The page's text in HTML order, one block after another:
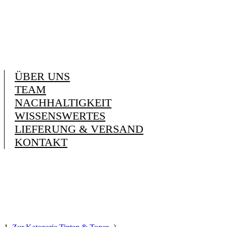
ÜBER UNS
TEAM
NACHHALTIGKEIT
WISSENSWERTES
LIEFERUNG & VERSAND
KONTAKT